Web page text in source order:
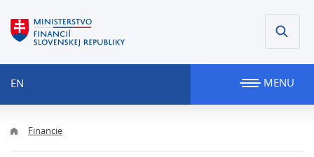
EN MENU
Financie